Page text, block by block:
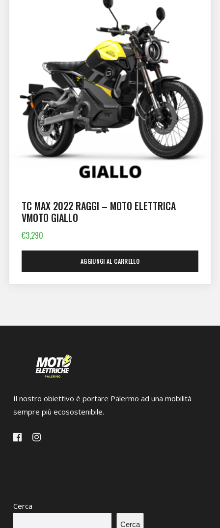
TC MAX 2022 RAGGI – MOTO ELETTRICA
VMOTO GIALLO
€3,290
AGGIUNGI AL CARRELLO
Il nostro obiettivo è portare Palermo ad una mobilità
sempre più ecosostenibile.
Cerca
Cerca